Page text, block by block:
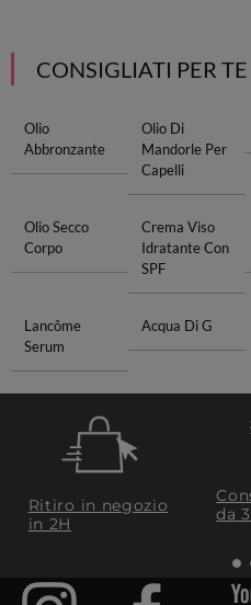
CONSIGLIATI PER TE
Olio
Abbronzante
Olio Di
Mandorle Per
Capelli
Olio Secco
Corpo
Crema Viso
Idratante Con
SPF
Lancôme
Serum
Acqua Di G
Ritiro in negozio
in 2H
da